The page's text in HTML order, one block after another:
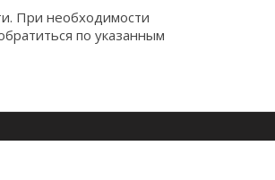
При необходимости
по указанным